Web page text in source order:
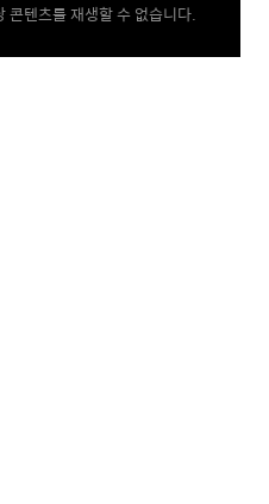
콘텐츠를 재생할 수 없습니다.